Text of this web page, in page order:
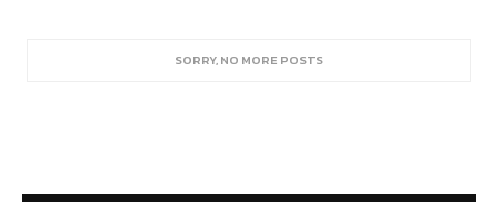
SORRY, NO MORE POSTS